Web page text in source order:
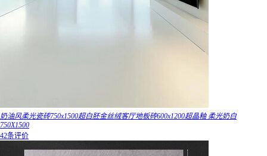
奶油风柔光瓷砖750x1500超白胚金丝绒客厅地板砖600x1200超晶釉 柔光奶白
750X1500
42条评价